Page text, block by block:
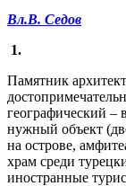
Вл.В. Седов
1.
Памятник
географический –
нужный объект
на острове,
храм среди
иностранные